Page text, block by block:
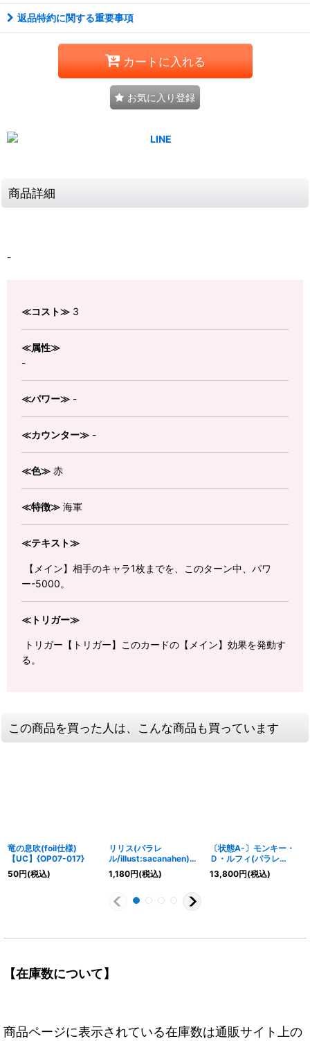
返品特約に関する重要事項
カートに入れる
お気に入り登録
商品詳細
-
≪コスト≫ 3
≪属性≫
-
≪パワー≫ -
≪カウンター≫ -
≪色≫ 赤
≪特徴≫ 海軍
≪テキスト≫
【メイン】相手のキャラ1枚までを、このターン中、パワ
ー-5000。
≪トリガー≫
トリガー【トリガー】このカードの【メイン】効果を発動す
る。
この商品を買った人は、こんな商品も買っています
竜の息吹(foil仕様)
【UC】{OP07-017}
50円(税込)
リリス(パラレ
ル/illust:sacanahen)
【R/P】{OP13-113}
1,180円(税込)
〔状態A-〕モンキー・
Ｄ・ルフィ(パラレ
ル/illust:otton)【L/P】
{OP16-022}
13,800円(税込)
【在庫数について】
商品ページに表示されている在庫数は通販サイト上の